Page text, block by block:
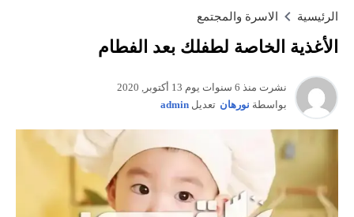
الرئيسية الاسرة والمجتمع
الأغذية الخاصة لطفلك بعد الفطام
نشرت منذ 6 سنوات يوم 13 أكتوبر, 2020
بواسطة نورهان تعديل admin